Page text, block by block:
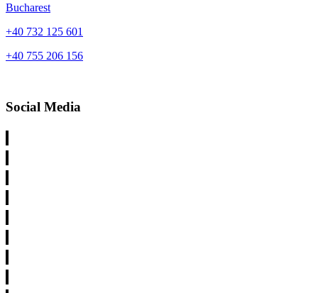
Bucharest
+40 732 125 601
+40 755 206 156
Social Media